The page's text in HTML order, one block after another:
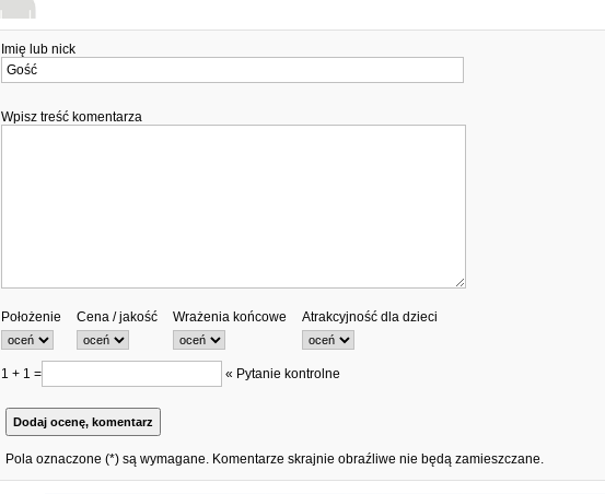
Imię lub nick
Wpisz treść komentarza
Położenie Cena / jakość Wrażenia końcowe Atrakcyjność dla dzieci
1 + 1 = « Pytanie kontrolne
Pola oznaczone (*) są wymagane. Komentarze skrajnie obraźliwe nie będą zamieszczane.